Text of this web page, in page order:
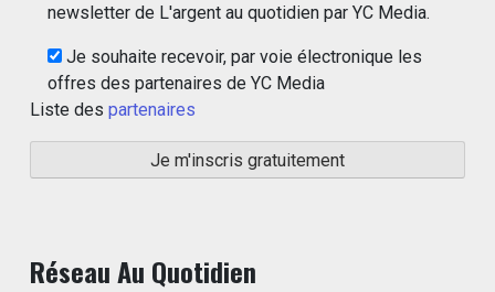
newsletter de L'argent au quotidien par YC Media.
Je souhaite recevoir, par voie électronique les
offres des partenaires de YC Media
Liste des partenaires
Réseau Au Quotidien